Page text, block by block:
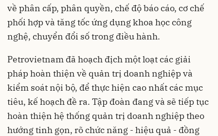
về phân cấp, phân quyền, chế độ báo cáo, cơ chế
phối hợp và tăng tốc ứng dụng khoa học công
nghệ, chuyển đổi số trong điều hành.
Petrovietnam đã hoạch địch một loạt các giải
pháp hoàn thiện về quản trị doanh nghiệp và
kiểm soát nội bộ, để thực hiện cao nhất các mục
tiêu, kế hoạch đề ra. Tập đoàn đang và sẽ tiếp tục
hoàn thiện hệ thống quản trị doanh nghiệp theo
hướng tinh gọn, rõ chức năng - hiệu quả - đồng